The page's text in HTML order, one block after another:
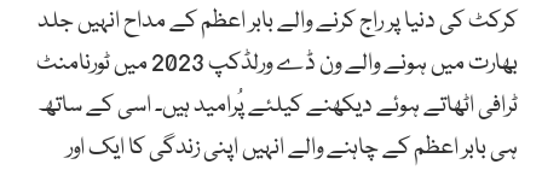
کرکٹ کی دنیا پر راج کرنے والے بابر اعظم کے مداح انہیں جلد
بھارت میں ہونے والے ون ڈے ورلڈکپ 2023 میں ٹورنامنٹ
ٹرافی اٹھاتے ہوئے دیکھنے کیلئے پُرامید ہیں۔ اسی کے ساتھ
ہی بابر اعظم کے چاہنے والے انہیں اپنی زندگی کا ایک اور